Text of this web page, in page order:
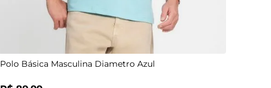
GG
Polo Básica Masculina Diametro Azul